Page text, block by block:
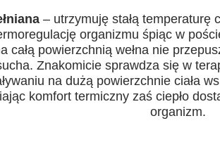
– utrzymuję stałą temperaturę
organizmu śpiąc w
całą powierzchnią wełna nie
Znakomicie sprawdza się w
na dużą powierzchnie ciała
komfort termiczny zaś ciepło
organizm.